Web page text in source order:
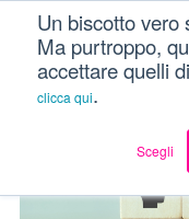
Un biscotto vero
Ma purtroppo,
accettare quelli
clicca qui.
Scegli